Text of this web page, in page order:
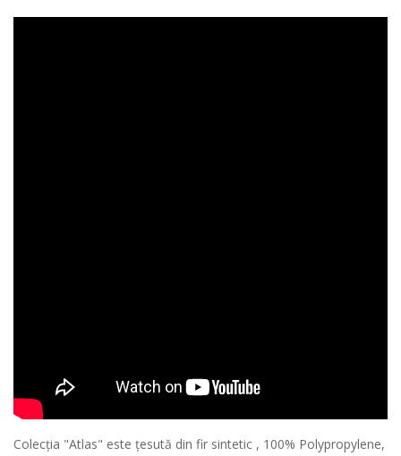
Colecția "Atlas" este țesută din fir sintetic , 100% Polypropylene,